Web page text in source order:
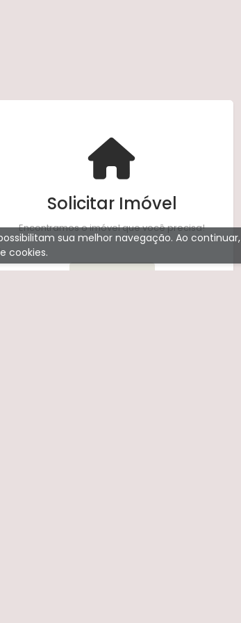
Solicitar Imóvel
Encontramos o imóvel que você precisa!
sua melhor navegação. Ao continuar,
cookies.